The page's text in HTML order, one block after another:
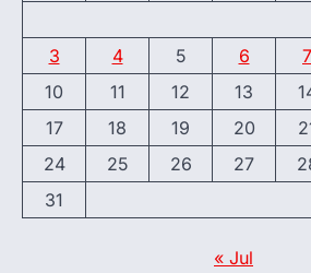
3
4 5 6 7
10
11 12 13
17
18 19 20
24
25 26 27
31
« Jul